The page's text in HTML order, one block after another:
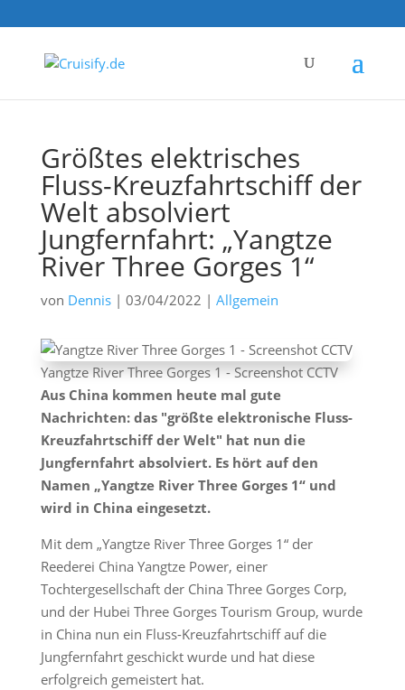
Größtes elektrisches
Fluss-Kreuzfahrtschiff der
Welt absolviert
Jungfernfahrt: „Yangtze
River Three Gorges 1“
von Dennis| 03/04/2022 | Allgemein
Yangtze River Three Gorges 1 - Screenshot CCTV
Aus China kommen heute mal gute
Nachrichten: das "größte elektronische Fluss-
Kreuzfahrtschiff der Welt" hat nun die
Jungfernfahrt absolviert. Es hört auf den
Namen „Yangtze River Three Gorges 1“ und
wird in China eingesetzt.
Mit dem „Yangtze River Three Gorges 1“ der
Reederei China Yangtze Power, einer
Tochtergesellschaft der China Three Gorges Corp,
und der Hubei Three Gorges Tourism Group, wurde
in China nun ein Fluss-Kreuzfahrtschiff auf die
Jungfernfahrt geschickt wurde und hat diese
erfolgreich gemeistert hat.